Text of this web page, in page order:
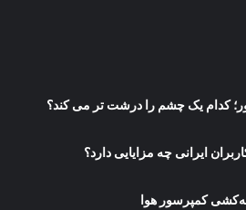
کدام یک چشم را درشت تر می کند؟
ایرانی چه مزایایی دارد؟
کمپرسور هوا